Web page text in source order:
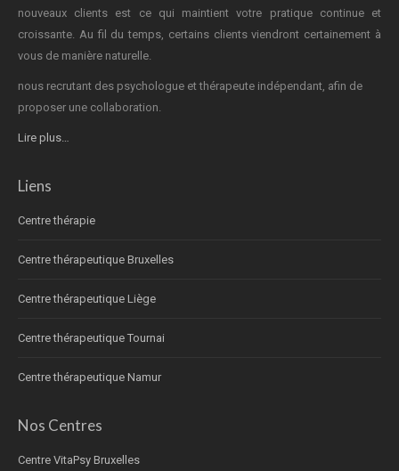
nouveaux clients est ce qui maintient votre pratique continue et
croissante. Au fil du temps, certains clients viendront certainement à
vous de manière naturelle.
nous recrutant des psychologue et thérapeute indépendant, afin de
proposer une collaboration.
Lire plus…
Liens
Centre thérapie
Centre thérapeutique Bruxelles
Centre thérapeutique Liège
Centre thérapeutique Tournai
Centre thérapeutique Namur
Nos Centres
Centre VitaPsy Bruxelles